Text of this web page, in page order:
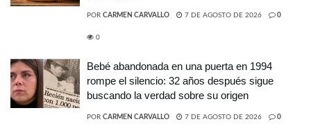
POR CARMEN CARVALLO 7 DE AGOSTO DE 2026 0
0
Bebé abandonada en una puerta en 1994
rompe el silencio: 32 años después sigue
buscando la verdad sobre su origen
POR CARMEN CARVALLO 7 DE AGOSTO DE 2026 0